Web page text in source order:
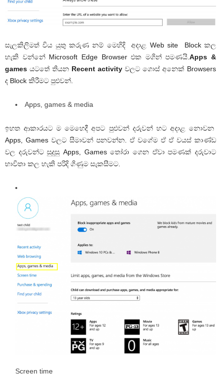
සැලකිලිමත් විය යුතු කරුණ නම් මෙහිදි අදාළ Web site Block කල
හැකි වන්නේ Microsoft Edge Browser එක මගින් පමණයි.Apps &
games යටතේ තියන Recent activity වලට ගොස් අනෙක් Browsers
ද Block කිරීමට පුළුවන්.
Apps, games & media
ඉහත ආකාරයට ම මෙහෙදී අපට පුළුවන් දරුවන් හට අදාළ නොවන
Apps, Games වලට සීමාවන් පනවන්න. ඒ වගේම ඒ ඒ වයස් කාණ්ඩ
වල දරුවන්ට සුදුසු Apps, Games තෝරා ගෙන ඒවා පමණක් දරුවාට
භාවිතා කල හැකි පරිදි ගිණුම සැකසීමට.
Screen time